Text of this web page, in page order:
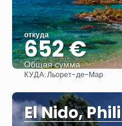
откуда
652 €
Общая сумма
КУДА:Льорет-де-Мар
El Nido,